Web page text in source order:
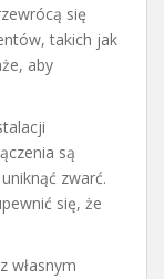
się
takich jak
aby
są
zwarć.
się, że
własnym